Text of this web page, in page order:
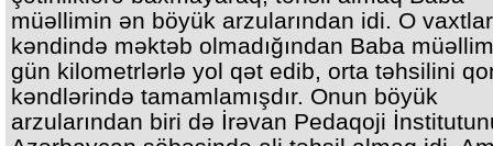
müəllimin ən böyük arzularından idi. O
kəndində məktəb olmadığından Baba
gün kilometrlərlə yol qət edib, orta təhsilini
kəndlərində tamamlamışdır. Onun böyük
arzularından biri də İrəvan Pedaqoji